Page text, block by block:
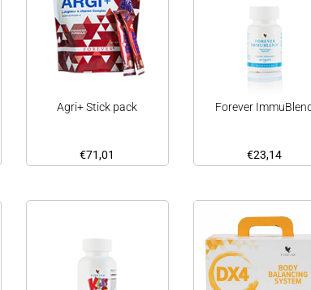
Agri+ Stick pack
€71,01
Forever
€23,14